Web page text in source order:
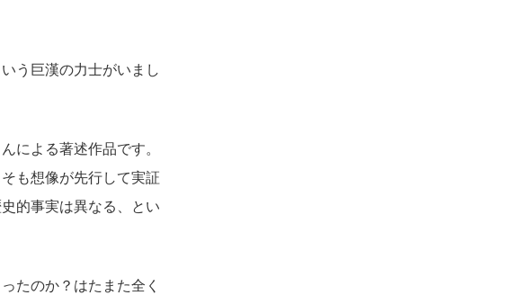
う巨漢の力士がいまし
による著述作品です。
も想像が先行して実証
的事実は異なる、とい
たのか？はたまた全く